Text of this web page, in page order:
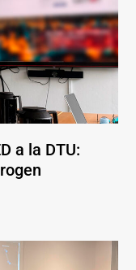
a la DTU: